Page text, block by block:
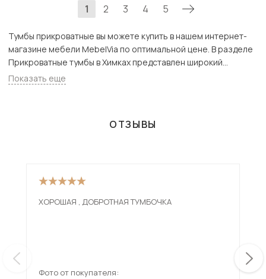
1 2 3 4 5
Тумбы прикроватные вы можете купить в нашем интернет-
магазине мебели MebelVia по оптимальной цене. В разделе
Прикроватные тумбы в Химках представлен широкий
ассортимент товаров с доставкой в Москве и Подмосковью,
включая Химки. Всего товаров в категории «Тумбы
Показать еще
ОТЗЫВЫ
ХОРОШАЯ , ДОБРОТНАЯ ТУМБОЧКА
Фото от покупателя: